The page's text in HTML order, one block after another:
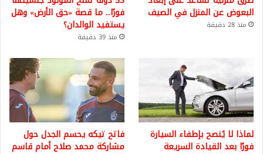
البعوض عن المنزل في الصيف
منذ 28 دقيقة
فورًا.. ما قصة «حق الأرض» وهل
يستفيد الوالدان؟
منذ 39 دقيقة
لماذا لا يُنصح بإطفاء السيارة
فورًا بعد القيادة السريعة
فاتح تيكه يحسم الجدل حول
مشاركة محمد صلاح أمام قاسم